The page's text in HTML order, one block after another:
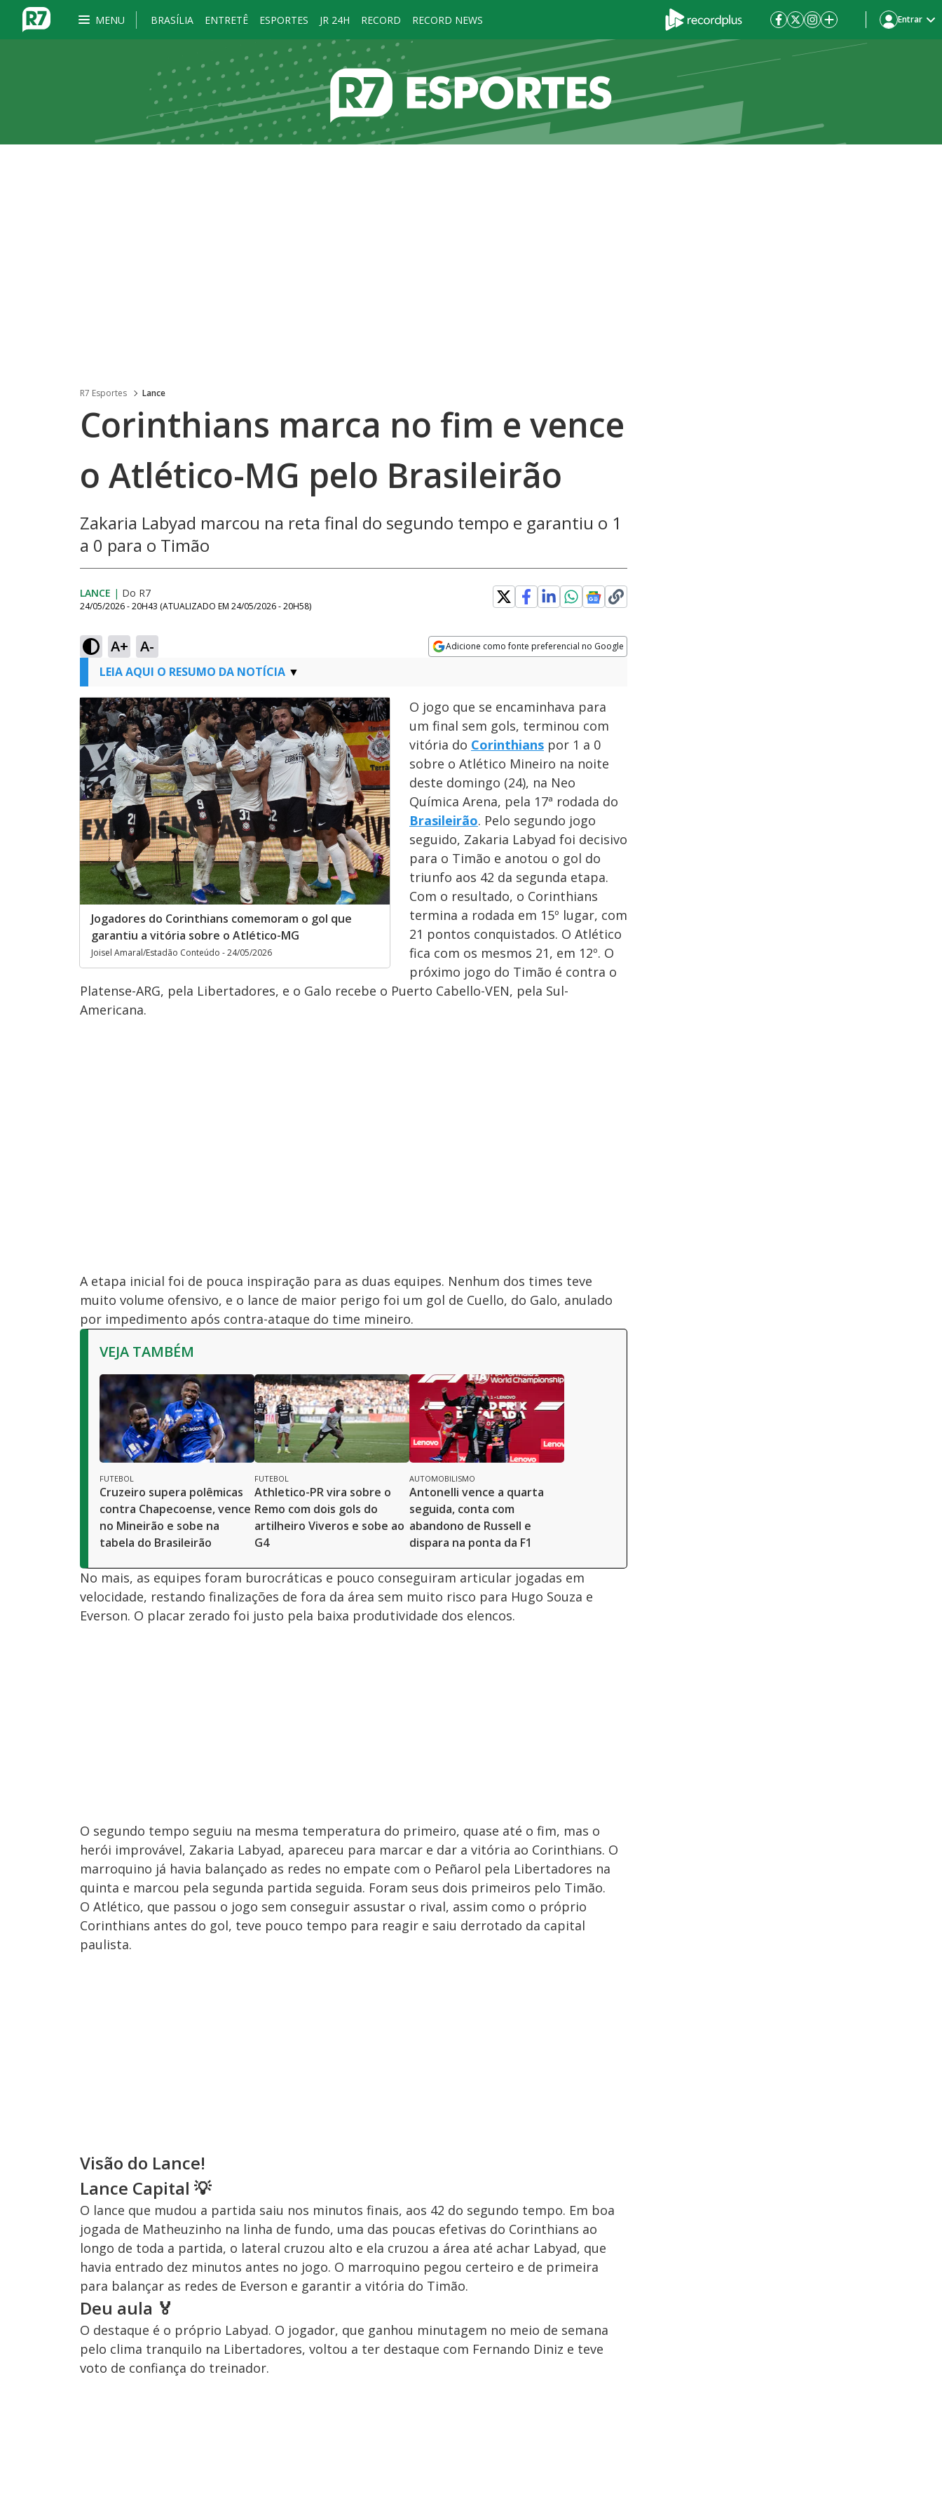
MENU BRASÍLIA ENTRETÊ ESPORTES JR 24H RECORD RECORD NEWS Entrar
R7 Esportes Lance
Corinthians marca no fim e vence
o Atlético-MG pelo Brasileirão
Zakaria Labyad marcou na reta final do segundo tempo e garantiu o 1
a 0 para o Timão
LANCE | Do R7
24/05/2026 - 20H43 (ATUALIZADO EM 24/05/2026 - 20H58)
A+ A- Adicione como fonte preferencial no Google
LEIA AQUI O RESUMO DA NOTÍCIA
Jogadores do Corinthians comemoram o gol que
garantiu a vitória sobre o Atlético-MG
Joisel Amaral/Estadão Conteúdo - 24/05/2026
O jogo que se encaminhava para
um final sem gols, terminou com
vitória do Corinthians por 1 a 0
sobre o Atlético Mineiro na noite
deste domingo (24), na Neo
Química Arena, pela 17ª rodada do
Brasileirão. Pelo segundo jogo
seguido, Zakaria Labyad foi decisivo
para o Timão e anotou o gol do
triunfo aos 42 da segunda etapa.
Com o resultado, o Corinthians
termina a rodada em 15º lugar, com
21 pontos conquistados. O Atlético
fica com os mesmos 21, em 12º. O
próximo jogo do Timão é contra o
Platense-ARG, pela Libertadores, e o Galo recebe o Puerto Cabello-VEN, pela Sul-
Americana.
A etapa inicial foi de pouca inspiração para as duas equipes. Nenhum dos times teve
muito volume ofensivo, e o lance de maior perigo foi um gol de Cuello, do Galo, anulado
por impedimento após contra-ataque do time mineiro.
VEJA TAMBÉM
FUTEBOL
Cruzeiro supera polêmicas
contra Chapecoense, vence
no Mineirão e sobe na
tabela do Brasileirão
FUTEBOL
Athletico-PR vira sobre o
Remo com dois gols do
artilheiro Viveros e sobe ao
G4
AUTOMOBILISMO
Antonelli vence a quarta
seguida, conta com
abandono de Russell e
dispara na ponta da F1
No mais, as equipes foram burocráticas e pouco conseguiram articular jogadas em
velocidade, restando finalizações de fora da área sem muito risco para Hugo Souza e
Everson. O placar zerado foi justo pela baixa produtividade dos elencos.
O segundo tempo seguiu na mesma temperatura do primeiro, quase até o fim, mas o
herói improvável, Zakaria Labyad, apareceu para marcar e dar a vitória ao Corinthians. O
marroquino já havia balançado as redes no empate com o Peñarol pela Libertadores na
quinta e marcou pela segunda partida seguida. Foram seus dois primeiros pelo Timão.
O Atlético, que passou o jogo sem conseguir assustar o rival, assim como o próprio
Corinthians antes do gol, teve pouco tempo para reagir e saiu derrotado da capital
paulista.
Visão do Lance!
Lance Capital 💡
O lance que mudou a partida saiu nos minutos finais, aos 42 do segundo tempo. Em boa
jogada de Matheuzinho na linha de fundo, uma das poucas efetivas do Corinthians ao
longo de toda a partida, o lateral cruzou alto e ela cruzou a área até achar Labyad, que
havia entrado dez minutos antes no jogo. O marroquino pegou certeiro e de primeira
para balançar as redes de Everson e garantir a vitória do Timão.
Deu aula 🏅
O destaque é o próprio Labyad. O jogador, que ganhou minutagem no meio de semana
pelo clima tranquilo na Libertadores, voltou a ter destaque com Fernando Diniz e teve
voto de confiança do treinador.